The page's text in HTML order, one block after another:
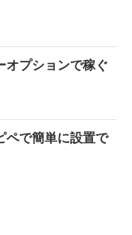
オプションで稼ぐ
ペで簡単に設置で